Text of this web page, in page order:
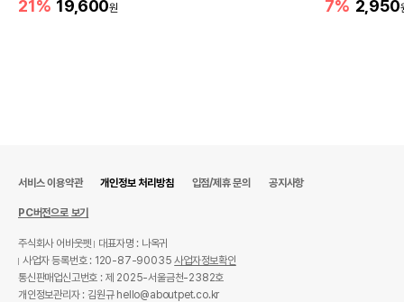
21% 19,600원 7% 2,950
서비스 이용약관 개인정보 처리방침 입점/제휴 문의 공지사항
PC버전으로 보기
주식회사 어바웃펫
대표자명 : 나옥귀
사업자 등록번호 : 120-87-90035사업자정보확인
통신판매업신고번호 : 제 2025-서울금천-2382호
개인정보관리자 : 김원규 hello@aboutpet.co.kr